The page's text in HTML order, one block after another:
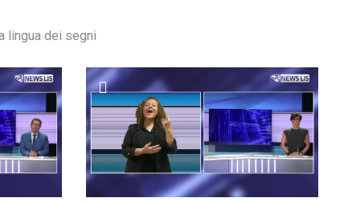
lingua dei segni